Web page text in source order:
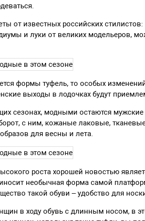
от известных российских
и луки от великих модельеров,
формы туфель, то особых
выходы в лодочках будут
сезонах, модными остаются
с ним, кожаные лаковые,
для весны и лета.
роста хорошей новостью
необычная форма самой
такой обуви – удобство для
в ходу обувь с длинным носом, в